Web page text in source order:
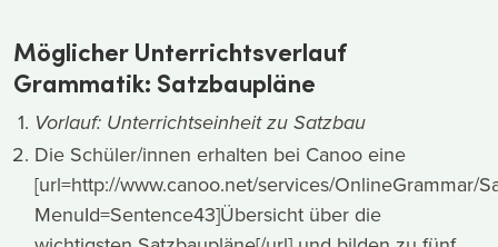
Möglicher Unterrichtsverlauf
Grammatik: Satzbaupläne
Vorlauf: Unterrichtseinheit zu Satzbau
Die Schüler/innen erhalten bei Canoo eine
[url=http://www.canoo.net/services/OnlineGrammar/
MenuId=Sentence43]Übersicht über die